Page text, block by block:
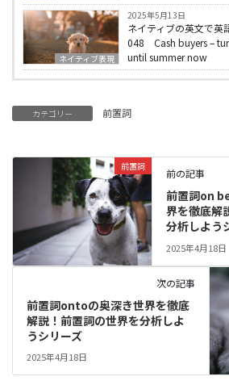
ネイティブ表現
2025年5月13日
ネイティブの英文で
048 Cash buyers –
until summer now
カテゴリー 前置詞
前置詞
前の記事
前置詞on
界を徹底解
分析しよう
2025年4月18日
次の記事
前置詞ontoの奥深き世界を徹底
解説！前置詞の世界を分析しよ
うシリーズ
2025年4月18日